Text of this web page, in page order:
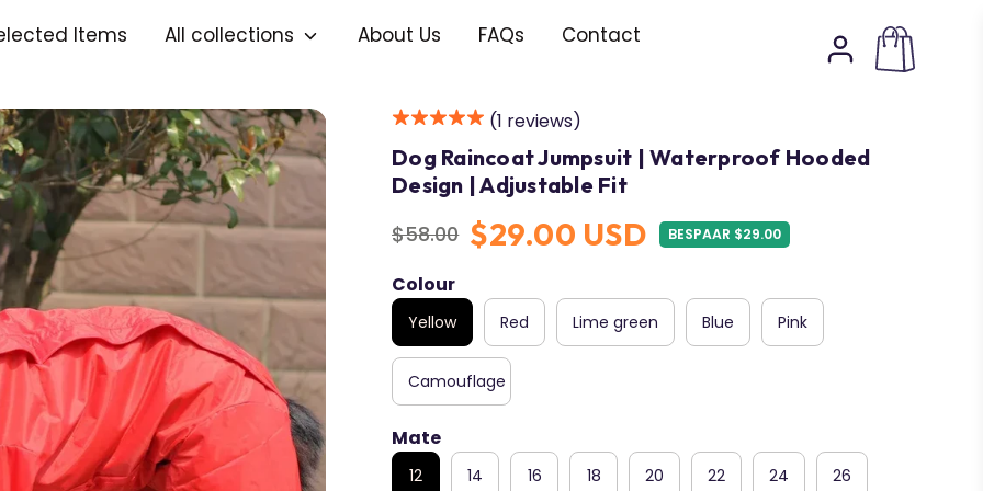
Items All collections About Us FAQs Contact
(1 reviews)
Dog Raincoat Jumpsuit | Waterproof Hooded
Design | Adjustable Fit
Regular
price
$58.00 $29.00 USD BESPAAR $29.00
Colour
Yellow Red Lime green Blue Pink
Camouflage
Mate
12 14 16 18 20 22 24 26